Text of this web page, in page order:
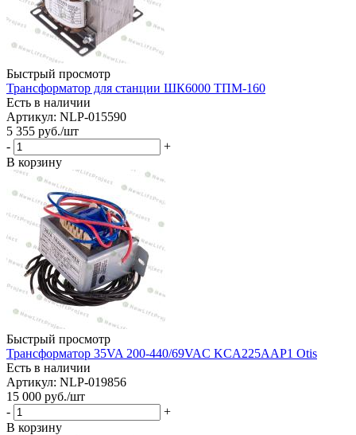
Быстрый просмотр
Трансформатор для станции ШК6000 ТПМ-160
Есть в наличии
Артикул: NLP-015590
5 355 руб./шт
-
+
В корзину
Быстрый просмотр
Трансформатор 35VA 200-440/69VAC KCA225AAP1 Otis
Есть в наличии
Артикул: NLP-019856
15 000 руб./шт
-
+
В корзину